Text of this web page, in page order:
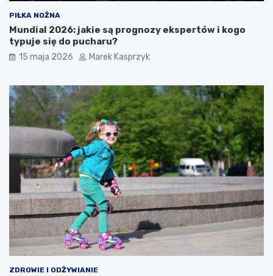
PIŁKA NOŻNA
Mundial 2026: jakie są prognozy ekspertów i kogo
typuje się do pucharu?
15 maja 2026 Marek Kasprzyk
ZDROWIE I ODŻYWIANIE